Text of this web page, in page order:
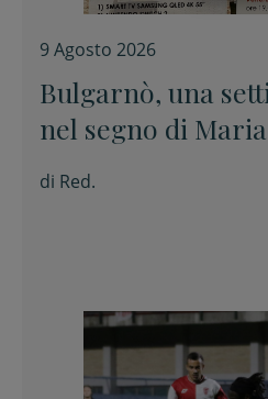
9 Agosto 2026
Bulgarnò, una
nel segno di
di Red.